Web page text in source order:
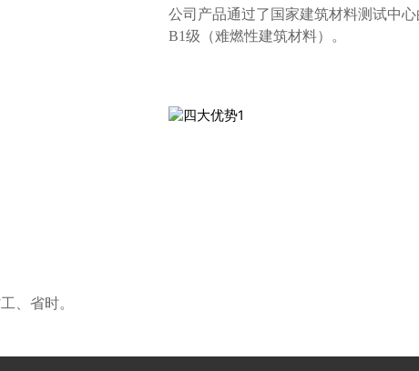
公司产品通过了国家建筑材料测试中
B1级（难燃性建筑材料）。
、省时。